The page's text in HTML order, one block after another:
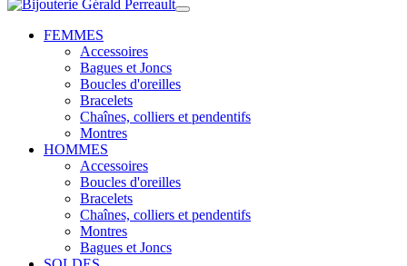
FEMMES
Accessoires
Bagues et Joncs
Boucles d'oreilles
Bracelets
Chaînes, colliers et pendentifs
Montres
HOMMES
Accessoires
Boucles d'oreilles
Bracelets
Chaînes, colliers et pendentifs
Montres
Bagues et Joncs